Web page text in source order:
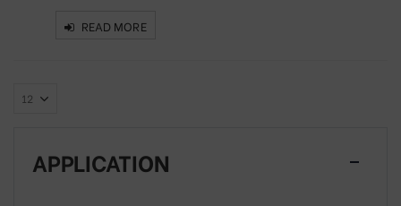
READ MORE
APPLICATION